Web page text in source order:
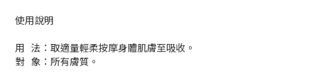
使用說明
用 法：取適量輕柔按摩身體肌膚至吸收。
對 象：所有膚質。